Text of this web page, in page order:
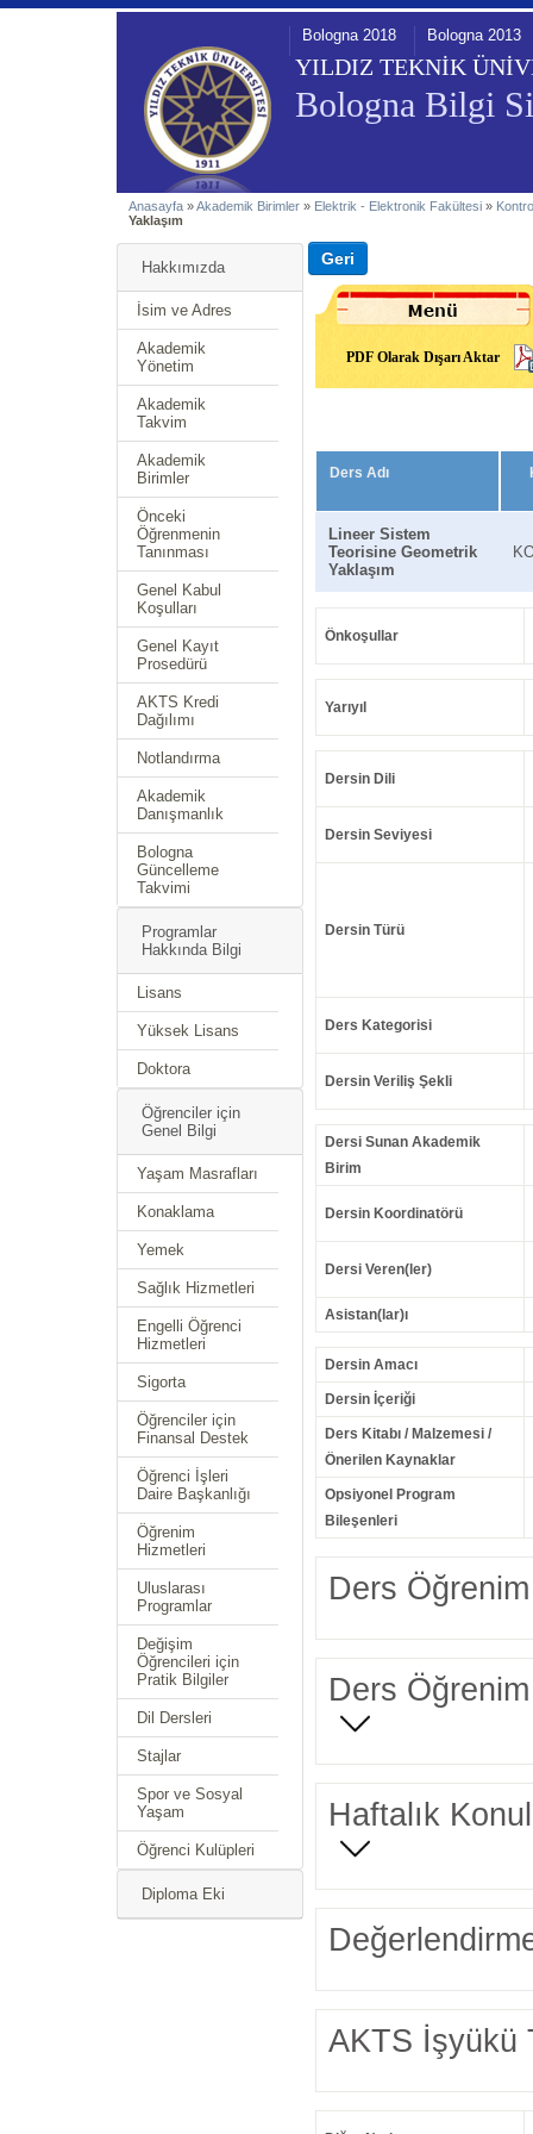
YILDIZ TEKNİK
Bologna Bilgi
Bologna 2018 Bologna 2013
Anasayfa »Akademik Birimler » Elektrik - Elektronik Fakültesi »
Yaklaşım
Hakkımızda
İsim ve Adres
Akademik
Yönetim
Akademik
Takvim
Akademik
Birimler
Önceki
Öğrenmenin
Tanınması
Genel Kabul
Koşulları
Genel Kayıt
Prosedürü
AKTS Kredi
Dağılımı
Notlandırma
Akademik
Danışmanlık
Bologna
Güncelleme
Takvimi
Programlar
Hakkında Bilgi
Lisans
Yüksek Lisans
Doktora
Öğrenciler için
Genel Bilgi
Yaşam Masrafları
Konaklama
Yemek
Sağlık Hizmetleri
Engelli Öğrenci
Hizmetleri
Sigorta
Öğrenciler için
Finansal Destek
Öğrenci İşleri
Daire Başkanlığı
Öğrenim
Hizmetleri
Uluslarası
Programlar
Değişim
Öğrencileri için
Pratik Bilgiler
Dil Dersleri
Stajlar
Spor ve Sosyal
Yaşam
Öğrenci Kulüpleri
Diploma Eki
PDF Olarak Dışarı Aktar
Ders Adı
Lineer Sistem
Teorisine Geometrik
Yaklaşım
Önkoşullar
Yarıyıl
Dersin Dili
Dersin Seviyesi
Dersin Türü
Ders Kategorisi
Dersin Veriliş Şekli
Dersi Sunan Akademik
Birim
Dersin Koordinatörü
Dersi Veren(ler)
Asistan(lar)ı
Dersin Amacı
Dersin İçeriği
Ders Kitabı / Malzemesi /
Önerilen Kaynaklar
Opsiyonel Program
Bileşenleri
Ders Öğrenim
Ders Öğrenim
Haftalık
AKTS İşyükü